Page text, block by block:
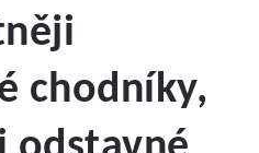
chodníky,